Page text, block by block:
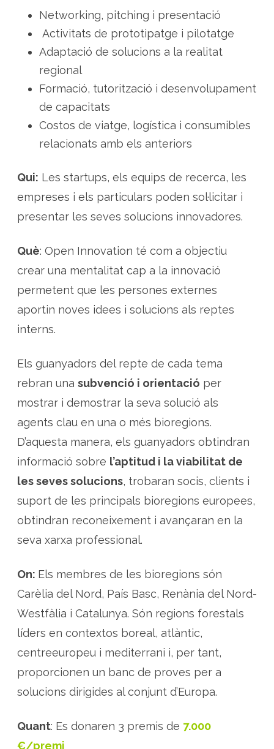
Networking, pitching i presentació
Activitats de prototipatge i pilotatge
Adaptació de solucions a la realitat
regional
Formació, tutorització i desenvolupament
de capacitats
Costos de viatge, logística i consumibles
relacionats amb els anteriors
Qui: Les startups, els equips de recerca, les
empreses i els particulars poden sol·licitar i
presentar les seves solucions innovadores.
Què: Open Innovation té com a objectiu
crear una mentalitat cap a la innovació
permetent que les persones externes
aportin noves idees i solucions als reptes
interns.
Els guanyadors del repte de cada tema
rebran una subvenció i orientació per
mostrar i demostrar la seva solució als
agents clau en una o més bioregions.
D’aquesta manera, els guanyadors obtindran
informació sobre l’aptitud i la viabilitat de
les seves solucions, trobaran socis, clients i
suport de les principals bioregions europees,
obtindran reconeixement i avançaran en la
seva xarxa professional.
On: Els membres de les bioregions són
Carèlia del Nord, País Basc, Renània del Nord-
Westfàlia i Catalunya. Són regions forestals
líders en contextos boreal, atlàntic,
centreeuropeu i mediterrani i, per tant,
proporcionen un banc de proves per a
solucions dirigides al conjunt d’Europa.
Quant: Es donaren 3 premis de 7.000
€/premi